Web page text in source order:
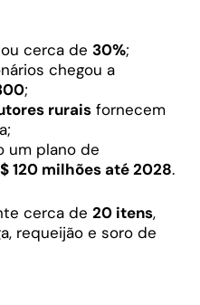
cerca de 30%;
chegou a
;
rurais fornecem
um plano de
120 milhões até 2028.
cerca de 20 itens,
requeijão e soro de